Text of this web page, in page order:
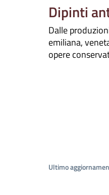
Dipinti
Dalle
emiliana,
opere
Ultimo